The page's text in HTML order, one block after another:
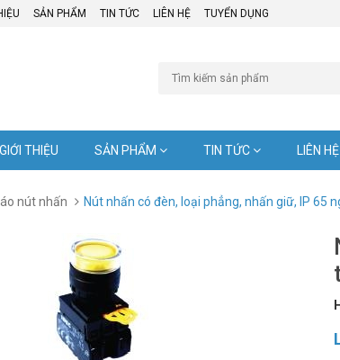
SẢN PHẨM TIN TỨC LIÊN HỆ TUYỂN DỤNG
GIỚI THIỆU SẢN PHẨM TIN TỨC LIÊN HỆ
nút nhấn Nút nhấn có đèn, loại phẳng, nhấn giữ, IP 65